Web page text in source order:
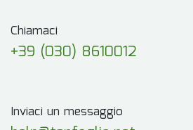
Chiamaci
+39 (030) 8610012
Inviaci un messaggio